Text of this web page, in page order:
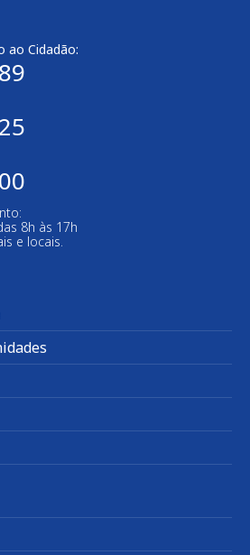
ao Cidadão:
8h às 17h
e locais.